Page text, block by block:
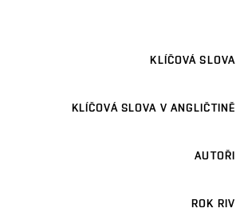
KLÍČOVÁ SLOVA
KLÍČOVÁ SLOVA V ANGLIČTINĚ
AUTOŘI
ROK RIV